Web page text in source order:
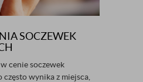
SOCZEWEK
cenie soczewek
wynika z miejsca,